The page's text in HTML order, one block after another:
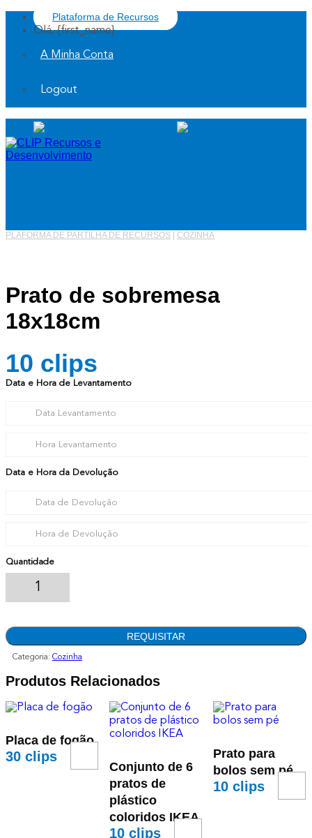
Plataforma de Recursos
Olá, {first_name}
A Minha Conta
Logout
PLAFORMA DE PARTILHA DE RECURSOS COZINHA
Prato de sobremesa
18x18cm
10 clips
Data e Hora de Levantamento
Data e Hora da Devolução
Quantidade
REQUISITAR
Categoria: Cozinha
Produtos Relacionados
Placa de fogão
30 clips
Conjunto de 6
pratos de
plástico
coloridos IKEA
10clips
Prato para
bolos sem pé
10clips